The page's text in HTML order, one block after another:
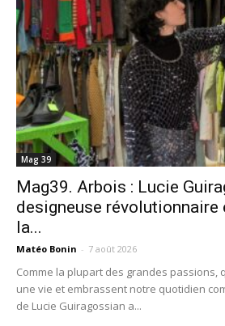
Mag 39
Mag39. Arbois : Lucie
designeuse révolutionnaire
la...
Matéo Bonin - 7 août 2026
Comme la plupart des grandes passions,
une vie et embrassent notre quotidien
de Lucie Guiragossian a...